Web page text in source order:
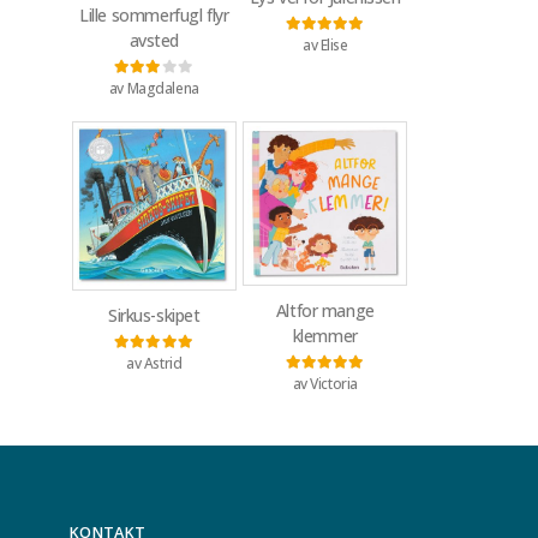
Lille sommerfugl flyr
avsted
Vurdert3av 5
av Magdalena
Vurdert5
av Elise
Sirkus-skipet
Vurdert5
av Astrid
Altfor mange
klemmer
Vurdert5av 5
av Victoria
KONTAKT